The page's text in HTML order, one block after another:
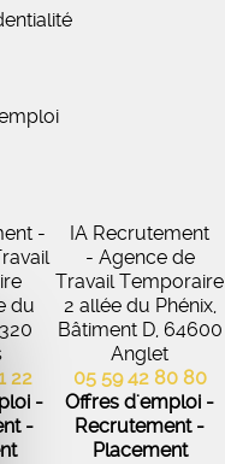
le
-
du
22
-
-
IA Recrutement
- Agence de
Travail Temporaire
2 allée du Phénix,
Bâtiment D, 64600
Anglet
05 59 42 80 80
Offres d'emploi -
Recrutement -
Placement